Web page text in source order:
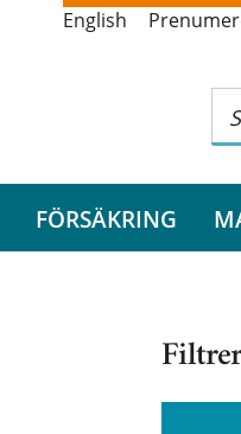
English
FÖRSÄKRING